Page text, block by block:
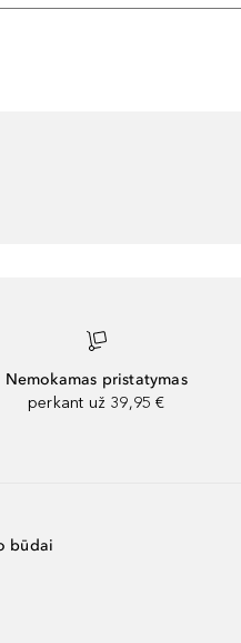
Nemokamas pristatymas
perkant už 39,95 €
būdai